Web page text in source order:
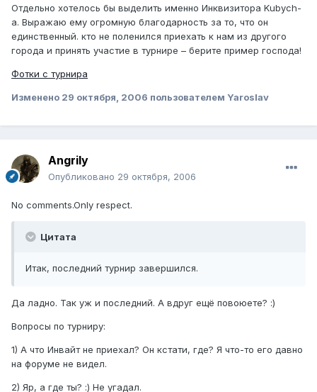
Отдельно хотелось бы выделить именно Инквизитора Kubych-
a. Выражаю ему огромную благодарность за то, что он
единственный. кто не поленился приехать к нам из другого
города и принять участие в турнире – берите пример господа!
Фотки с турнира
Изменено 29 октября, 2006 пользователем Yaroslav
Angrily
Опубликовано 29 октября, 2006
No comments.Only respect.
Цитата
Итак, последний турнир завершился.
Да ладно. Так уж и последний. А вдруг ещё повоюете? :)
Вопросы по турниру:
1) А что Инвайт не приехал? Он кстати, где? Я что-то его давно
на форуме не видел.
2) Яр, а где ты? :) Не угадал.